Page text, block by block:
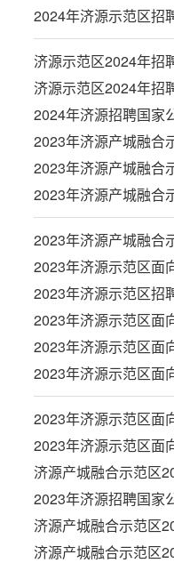
2024年济源示范区招
济源示范区2024年招
济源示范区2024年招
2024年济源招聘国家
2023年济源产城融合
2023年济源产城融合
2023年济源产城融合
2023年济源产城融合
2023年济源示范区面
2023年济源示范区招
2023年济源示范区面
2023年济源示范区面
2023年济源示范区面
2023年济源示范区面
2023年济源示范区面
济源产城融合示范区
2023年济源招聘国家
济源产城融合示范区
济源产城融合示范区